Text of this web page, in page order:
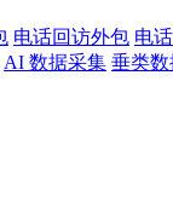
电话回访外包 电
AI 数据采集 垂类